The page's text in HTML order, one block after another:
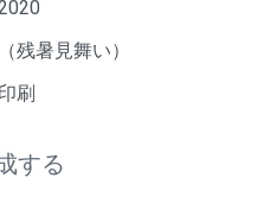
残暑見舞い）
刷
する